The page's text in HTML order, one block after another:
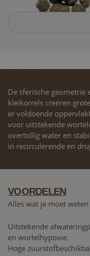
De sferische geometrie
kleikorrels creëren
er voldoende
voor uitstekende
overtollig water en
in recirculerende en
VOORDELEN
Alles wat je moet
Uitstekende
en wortelhypoxie.
Hoge